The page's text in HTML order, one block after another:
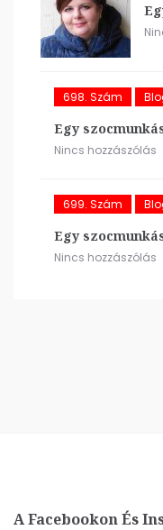
698. Szám
Egy
Nincs hozzászólás
699. Szám
Egy
Nincs hozzászólás
A Facebookon És